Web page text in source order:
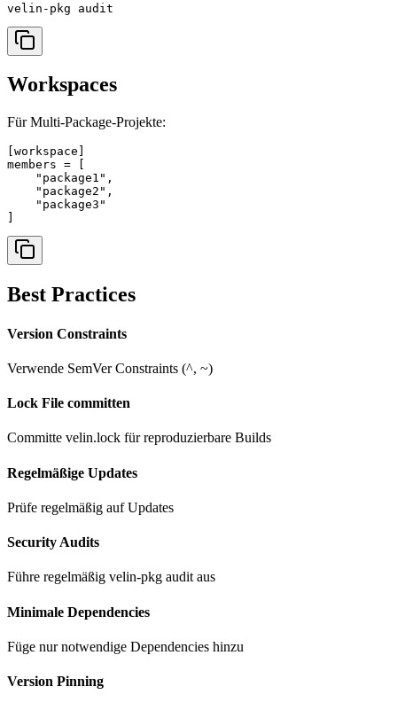
velin-pkg audit
Workspaces
Für Multi-Package-Projekte:
[workspace]
members = [
    "package1",
    "package2",
    "package3"
Best Practices
Version Constraints
Verwende SemVer Constraints (^, ~)
Lock File committen
Committe velin.lock für reproduzierbare Builds
Regelmäßige Updates
Prüfe regelmäßig auf Updates
Security Audits
Führe regelmäßig velin-pkg audit aus
Minimale Dependencies
Füge nur notwendige Dependencies hinzu
Version Pinning